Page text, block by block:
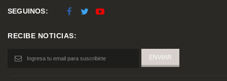
SEGUINOS:
RECIBE NOTICIAS: